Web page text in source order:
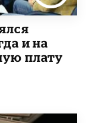
и на
плату